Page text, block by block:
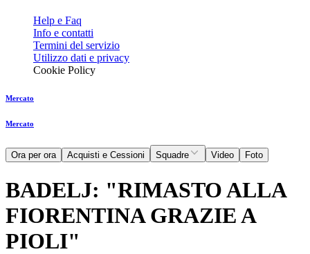
Help e Faq
Info e contatti
Termini del servizio
Utilizzo dati e privacy
Cookie Policy
Mercato
Mercato
Ora per ora Acquisti e Cessioni Squadre Video Foto
BADELJ: "RIMASTO ALLA
FIORENTINA GRAZIE A
PIOLI"